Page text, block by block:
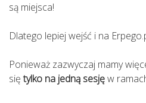
są miejsca!
Dlatego lepiej wejść i na
Ponieważ zazwyczaj mamy
siętylko na jedną sesjęw